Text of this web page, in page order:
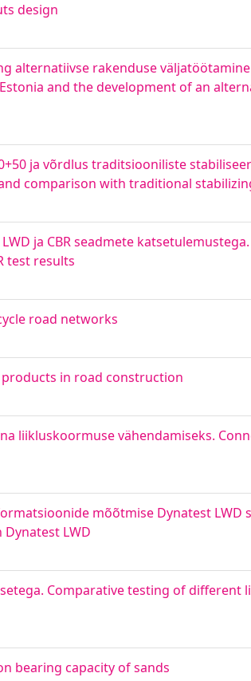
design
alternatiivse rakenduse
and the development of an
ja võrdlus traditsiooniliste
comparison with traditional
ja CBR seadmete
test results
road networks
in road construction
liikluskoormuse vähendamiseks.
mõõtmise Dynatest LWD
LWD
Comparative testing of different
bearing capacity of sands